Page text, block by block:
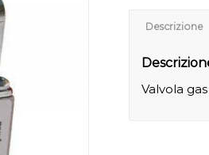
Descrizione
Valvola